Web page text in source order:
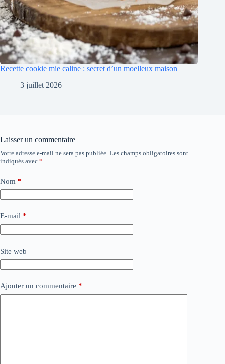
Recette cookie mie caline : secret d’un moelleux maison
3 juillet 2026
Laisser un commentaire
Votre adresse e-mail ne sera pas publiée. Les champs obligatoires sont
indiqués avec *
Nom *
E-mail *
Site web
Ajouter un commentaire *